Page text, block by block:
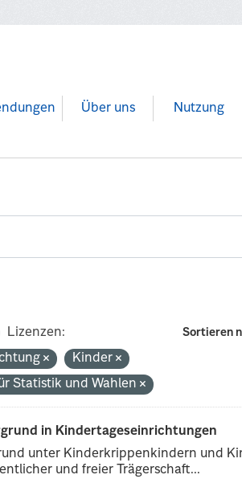
Über uns Nutzung
Sortieren
Lizenzen:
Kinder
Statistik und Wahlen
in Kindertageseinrichtungen
unter Kinderkrippenkindern und
und freier Trägerschaft...